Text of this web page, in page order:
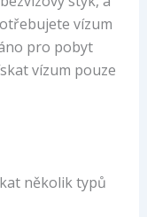
vízum
pro pobyt
vízum pouze
několik typů